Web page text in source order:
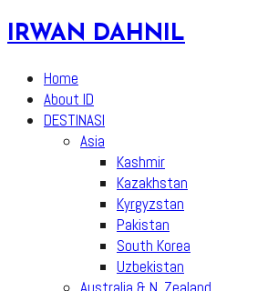
Skip
to
content
IRWAN DAHNIL
Home
About ID
DESTINASI
Asia
Kashmir
Kazakhstan
Kyrgyzstan
Pakistan
South Korea
Uzbekistan